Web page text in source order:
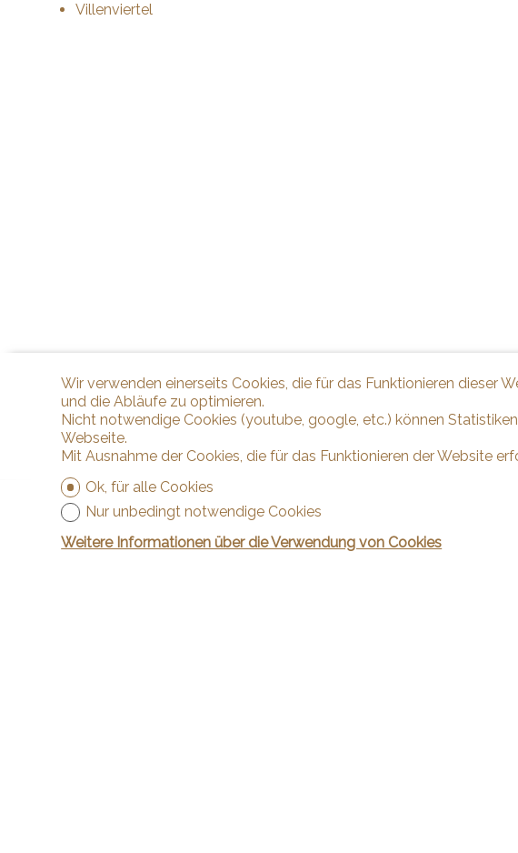
Villenviertel
Wir verwenden einerseits Cookies, die für das Funktionieren dieser
und die Abläufe zu optimieren.
Nicht notwendige Cookies (youtube, google, etc.) können
Webseite.
Mit Ausnahme der Cookies, die für das Funktionieren der Website
Ok, für alle Cookies
Nur unbedingt notwendige Cookies
Weitere Informationen über die Verwendung von Cookies